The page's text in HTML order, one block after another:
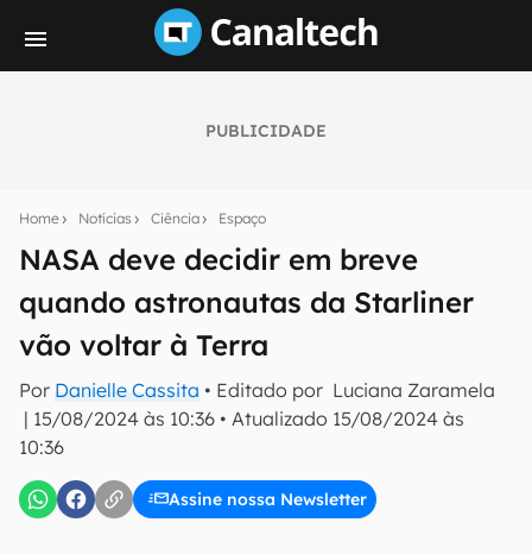
PUBLICIDADE
Home Notícias Ciência Espaço
NASA deve decidir em breve
quando astronautas da Starliner
vão voltar à Terra
Por Danielle Cassita • Editado por Luciana Zaramela
| 15/08/2024 às 10:36 • Atualizado 15/08/2024 às
10:36
Assine nossa Newsletter
notícias e reviews sobre tecnologia em primeira
mão.
E-mail
inscreva-se
Uso e Política de Privacidade do Canaltech.